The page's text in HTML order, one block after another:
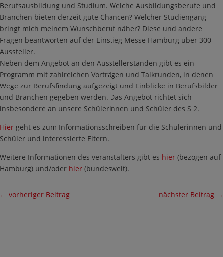
Berufsausbildung und Studium. Welche Ausbildungsberufe und
Branchen bieten derzeit gute Chancen? Welcher Studiengang
bringt mich meinem Wunschberuf näher? Diese und andere
Fragen beantworten auf der Einstieg Messe Hamburg über 300
Aussteller.
Neben dem Angebot an den Ausstellerständen gibt es ein
Programm mit zahlreichen Vorträgen und Talkrunden, in denen
Wege zur Berufsfindung aufgezeigt und Einblicke in Berufsbilder
und Branchen gegeben werden. Das Angebot richtet sich
insbesondere an unsere Schülerinnen und Schüler des S 2.
Hier geht es zum Informationsschreiben für die Schülerinnen und
Schüler und interessierte Eltern.
Weitere Informationen des veranstalters gibt es hier (bezogen auf
Hamburg) und/oder hier (bundesweit).
← vorheriger Beitrag nächster Beitrag →